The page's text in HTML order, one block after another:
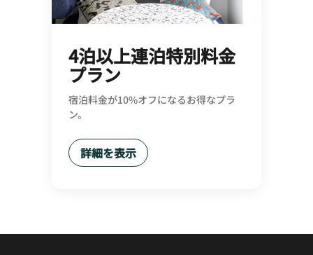
4泊以上連泊特別料金
プラン
宿泊料金が10%オフになるお得なプラ
ン。
詳細を表示